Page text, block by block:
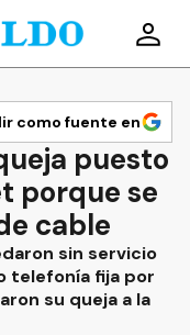
como fuente en
puesto
porque se
cable
sin servicio
telefonía fija por
su queja a la